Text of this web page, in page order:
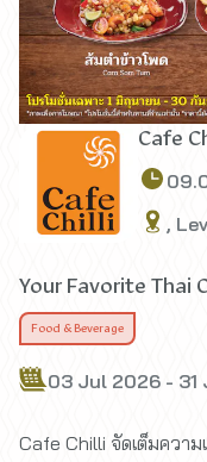
Cafe
,
Your Favorite Thai
Food & Beverage
03 Jul 2026 - 31
Cafe Chilli จัดเต็มควา